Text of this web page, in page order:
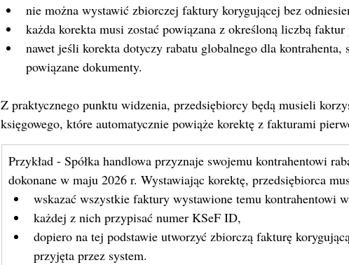
nie można wystawić zbiorczej faktury korygującej bez
każda korekta musi zostać powiązana z określoną liczbą faktur
nawet jeśli korekta dotyczy rabatu globalnego dla kontrahenta,
powiązane dokumenty.
Z praktycznego punktu widzenia, przedsiębiorcy będą musieli
księgowego, które automatycznie powiąże korektę z fakturami
Przykład - Spółka handlowa przyznaje swojemu kontrahentowi
dokonane w maju 2026 r. Wystawiając korektę, przedsiębiorca
wskazać wszystkie faktury wystawione temu kontrahentowi
każdej z nich przypisać numer KSeF ID,
dopiero na tej podstawie utworzyć zbiorczą fakturę
przyjęta przez system.